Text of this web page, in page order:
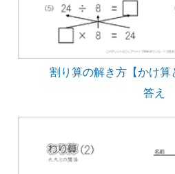
割り算の解き方【かけ算
答え